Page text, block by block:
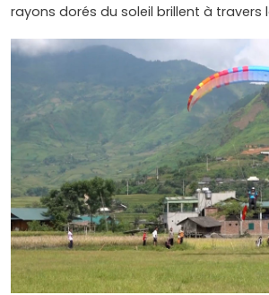
rayons dorés du soleil brillent à travers